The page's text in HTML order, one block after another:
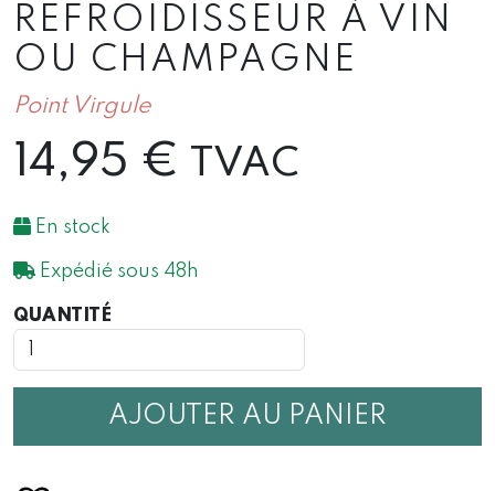
REFROIDISSEUR À VIN
OU CHAMPAGNE
Point Virgule
14,95 € TVAC
En stock
Expédié sous 48h
QUANTITÉ
À
VIN
AJOUTER AU PANIER